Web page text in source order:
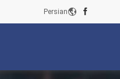
Persian